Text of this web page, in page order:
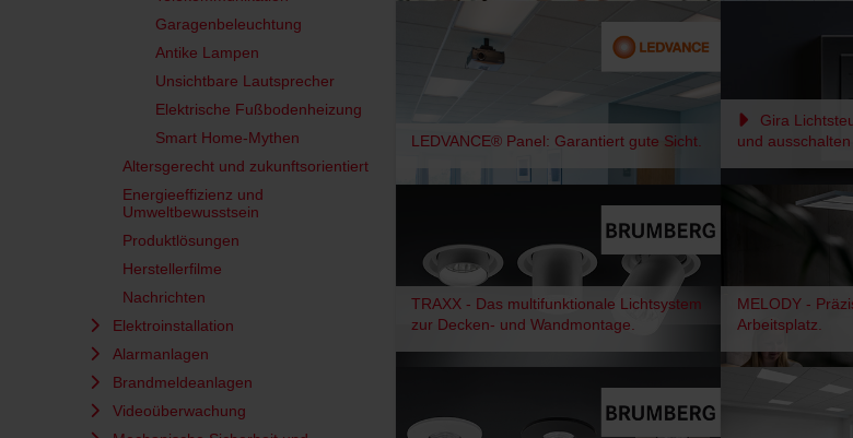
Garagenbeleuchtung
Antike Lampen
Unsichtbare Lautsprecher
Elektrische Fußbodenheizung
Smart Home-Mythen
Altersgerecht und zukunftsorientiert
Energieeffizienz und
Umweltbewusstsein
Produktlösungen
Herstellerfilme
Nachrichten
Elektroinstallation
Alarmanlagen
Brandmeldeanlagen
Videoüberwachung
LEDVANCE® Panel: Garantiert gute Sicht.
Gira
und ausschalten
TRAXX - Das multifunktionale Lichtsystem
zur Decken- und Wandmontage.
MELODY -
Arbeitsplatz.